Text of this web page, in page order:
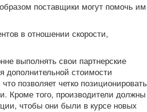
поставщики могут помочь им
в отношении скорости,
выполнять свои партнерские
стоимости
позволяет четко позиционировать
Кроме того, производители должны
чтобы они были в курсе новых